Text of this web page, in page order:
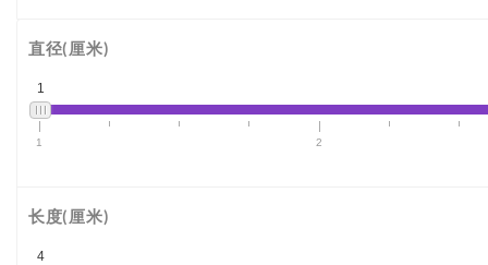
直径(厘米)
1
1 2
长度(厘米)
4